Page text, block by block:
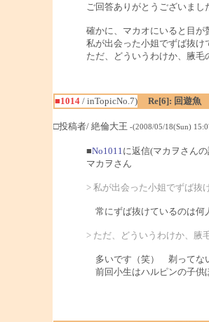
ご回答ありがとうございまし
確かに、マカオにいると目が
私が出会った小姐でずば抜け
ただ、どういうわけか、腋
■1014/ inTopicNo.7)
Re[6]: 回遊魚
□投稿者/ 絶倫大王 -(2008/05/18(Sun)
■No1011 に返信(マカヲさん
マカヲさん
> 私が出会った小姐でずば抜
常にずば抜けているのは何
> ただ、どういうわけか、腋
多いです（笑） 剃ってな
前回小生はハルピンの子供